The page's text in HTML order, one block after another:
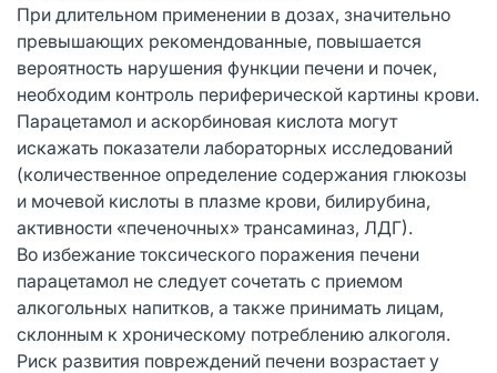
При длительном применении в дозах, значительно
превышающих рекомендованные, повышается
вероятность нарушения функции печени и почек,
необходим контроль периферической картины крови.
Парацетамол и аскорбиновая кислота могут
искажать показатели лабораторных исследований
(количественное определение содержания глюкозы
и мочевой кислоты в плазме крови, билирубина,
активности «печеночных» трансаминаз, ЛДГ).
Во избежание токсического поражения печени
парацетамол не следует сочетать с приемом
алкогольных напитков, а также принимать лицам,
склонным к хроническому потреблению алкоголя.
Риск развития повреждений печени возрастает у